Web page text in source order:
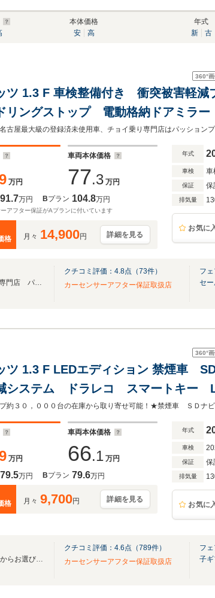
本体価格
安
高
年式
新
古
360°
ツ 1.3 F 車検整備付き 衝突被害軽
リングストップ 電動格納ドアミラ
マニュアルエアコン パワー
万円
車両本体価格
77.3 万円
91.7万円 Bプラン 104.8万円
アフター保証がAプランに付いています
格
月々 14,900円 詳細を見る
年式
車検 車
保証 保
排気量
お気に
★東海最大級！登録済み未使用車 普通車専門店 パッションプラス 南大高店★
クチコミ評価： 4.8点（73件）
カーセンサーアフター保証取扱店
フ
セ
360°
ツ 1.3 F LEDエディション 禁煙車
システム ドラレコ スマートキー
イト Bluetooth CD DVD再生 フ
万円
車両本体価格
66.1 万円
79.5万円 Bプラン 79.6万円
格
月々 9,700円 詳細を見る
年式
車検
保証 保
排気量
お気に
地域最大級の展示車と全国30.000台の在庫からお選びいただけます♪
クチコミ評価： 4.6点（789件）
カーセンサーアフター保証取扱店
フ
子